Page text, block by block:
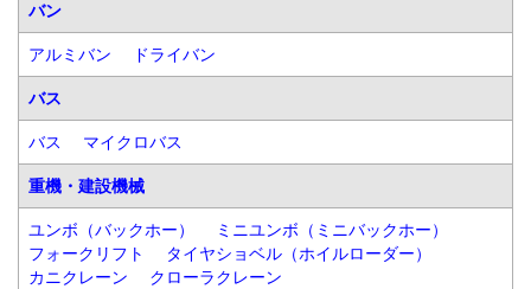
バン
アルミバン ドライバン
バス
バス マイクロバス
重機・建設機械
ユンボ（バックホー）
ミニユンボ（ミニバックホー）
フォークリフト
タイヤショベル（ホイルローダー）
カニクレーン
クローラクレーン